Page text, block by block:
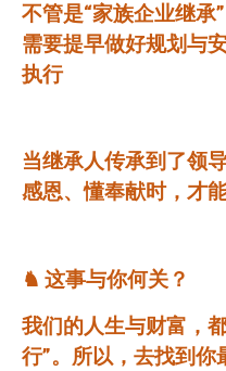
不管是“家族企业继承
需要提早做好规划与
执行
当继承人传承到了领
感恩、懂奉献时，才
♞ 这事与你何关？
我们的人生与财富，
行”。所以，去找到